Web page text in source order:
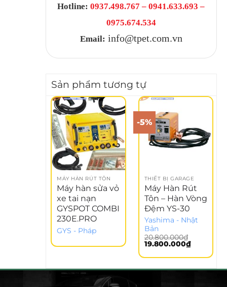
Hotline: 0937.498.767 – 0941.633.693 –
0975.674.534
Email: info@tpet.com.vn
Sản phẩm tương tự
MÁY HÀN RÚT TÔN
Máy hàn sửa vỏ
xe tai nạn
GYSPOT COMBI
230E.PRO
GYS - Pháp
-5%
THIẾT BỊ GARAGE
Máy Hàn Rút
Tôn – Hàn Vòng
Đệm YS-30
Yashima - Nhật
Bản
20.800.000₫
Giá
là:
19.800.000₫Giá
hiện
tại